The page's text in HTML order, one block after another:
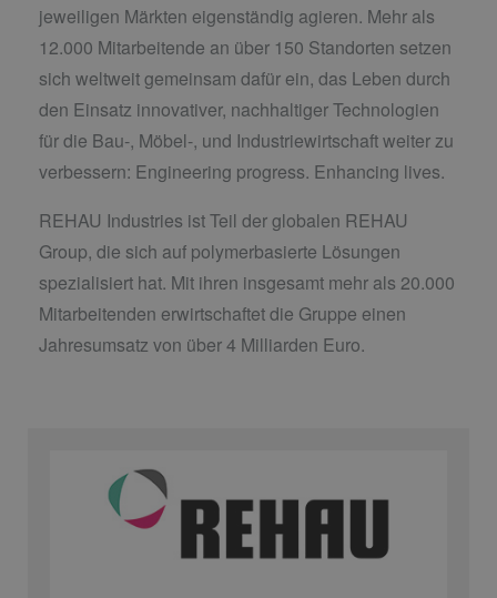
jeweiligen Märkten eigenständig agieren. Mehr als
12.000 Mitarbeitende an über 150 Standorten setzen
sich weltweit gemeinsam dafür ein, das Leben durch
den Einsatz innovativer, nachhaltiger Technologien
für die Bau-, Möbel-, und Industriewirtschaft weiter zu
verbessern: Engineering progress. Enhancing lives.
REHAU Industries ist Teil der globalen REHAU
Group, die sich auf polymerbasierte Lösungen
spezialisiert hat. Mit ihren insgesamt mehr als 20.000
Mitarbeitenden erwirtschaftet die Gruppe einen
Jahresumsatz von über 4 Milliarden Euro.